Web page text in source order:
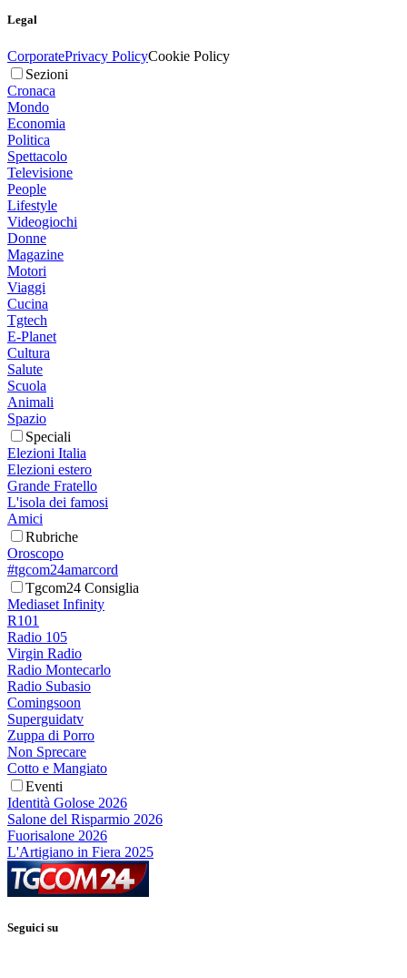
Legal
CorporatePrivacy PolicyCookie Policy
Sezioni
Cronaca
Mondo
Economia
Politica
Spettacolo
Televisione
People
Lifestyle
Videogiochi
Donne
Magazine
Motori
Viaggi
Cucina
Tgtech
E-Planet
Cultura
Salute
Scuola
Animali
Spazio
Speciali
Elezioni Italia
Elezioni estero
Grande Fratello
L'isola dei famosi
Amici
Rubriche
Oroscopo
#tgcom24amarcord
Tgcom24 Consiglia
Mediaset Infinity
R101
Radio 105
Virgin Radio
Radio Montecarlo
Radio Subasio
Comingsoon
Superguidatv
Zuppa di Porro
Non Sprecare
Cotto e Mangiato
Eventi
Identità Golose 2026
Salone del Risparmio 2026
Fuorisalone 2026
L'Artigiano in Fiera 2025
Seguici su